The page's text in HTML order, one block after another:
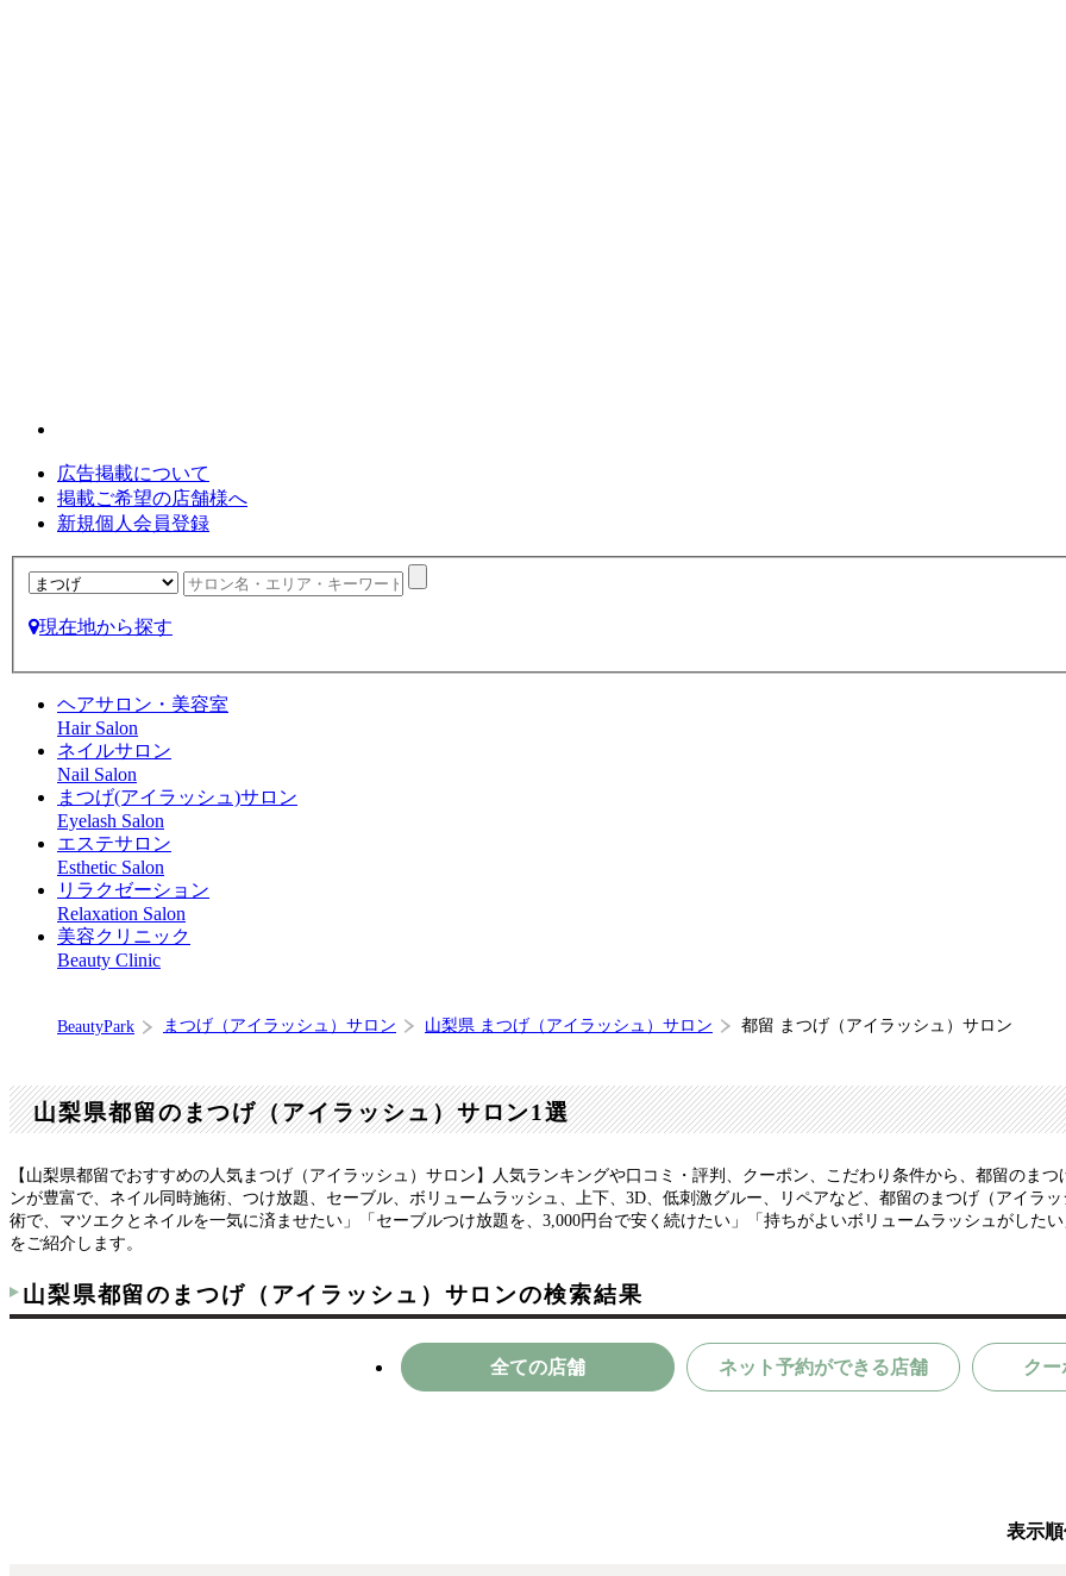
広告掲載について
掲載ご希望の店舗様へ
新規個人会員登録
現在地から探す
ヘアサロン・美容室
Hair Salon
ネイルサロン
Nail Salon
まつげ(アイラッシュ)サロン
Eyelash Salon
エステサロン
Esthetic Salon
リラクゼーション
Relaxation Salon
美容クリニック
Beauty Clinic
BeautyPark まつげ（アイラッシュ）サロン 山梨県 まつげ（アイラッシュ）サロン 都留 まつげ（アイラッシュ）サロン
山梨県都留のまつげ（アイラッシュ）サロン1選
【山梨県都留でおすすめの人気まつげ（アイラッシュ）サロン】人気ランキングや口コミ・評判、クーポン、こだわり条件から、都留のま
ンが豊富で、ネイル同時施術、つけ放題、セーブル、ボリュームラッシュ、上下、3D、低刺激グルー、リペアなど、都留のまつげ（アイラ
術で、マツエクとネイルを一気に済ませたい」「セーブルつけ放題を、3,000円台で安く続けたい」「持ちがよいボリュームラッシュがした
をご紹介します。
山梨県都留のまつげ（アイラッシュ）サロンの検索結果
全ての店舗 ネット予約ができる店舗 クー
表示